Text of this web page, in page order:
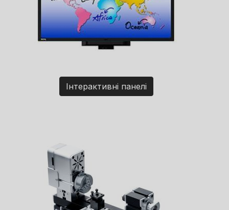
Інтерактивні панелі